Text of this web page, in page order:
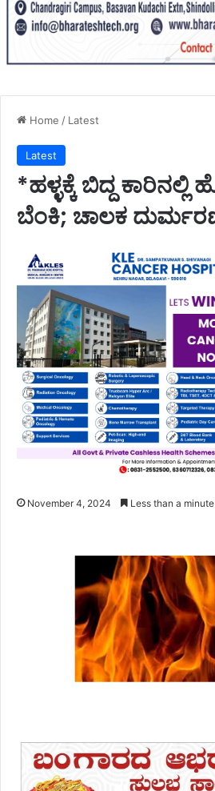
Home / Latest
Latest
*ಹಳ್ಳಕ್ಕೆ ಬಿದ್ದ ಕಾರಿನಲ್ಲಿ
ಬೆಂಕಿ; ಚಾಲಕ
November 4, 2024 Less than a minute